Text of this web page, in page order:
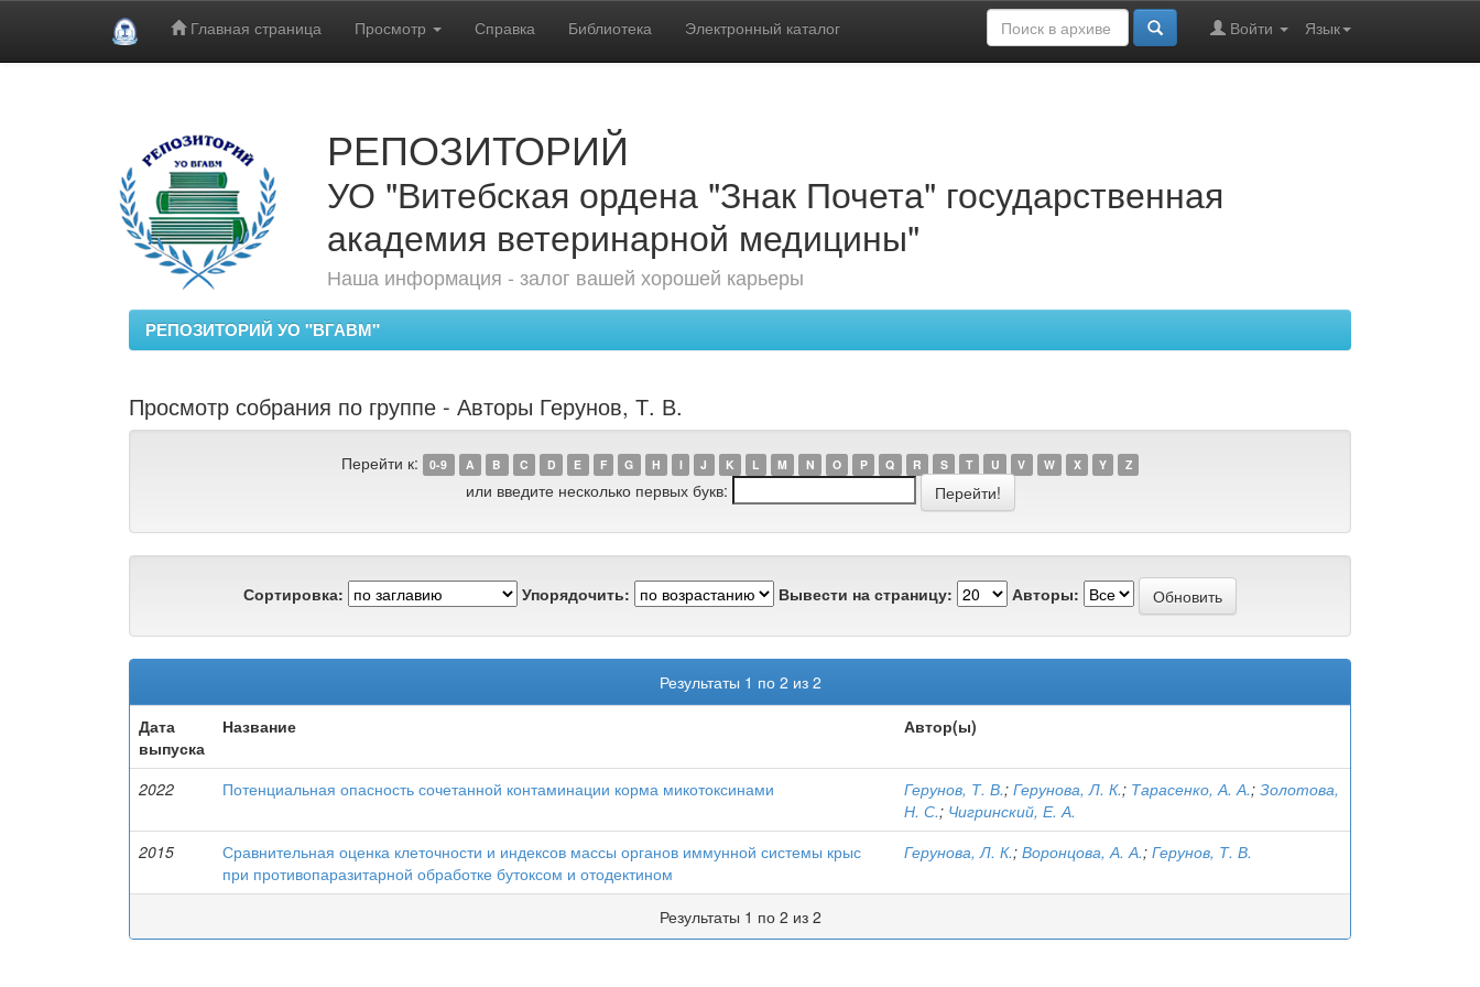
Главная страница Просмотр Справка Библиотека Электронный каталог Язык
Войти
РЕПОЗИТОРИЙ
УО "Витебская ордена "Знак Почета" государственная
академия ветеринарной медицины"
Наша информация - залог вашей хорошей карьеры
РЕПОЗИТОРИЙ УО "ВГАВМ"
Просмотр собрания по группе - Авторы Герунов, Т. В.
Перейти к: 0-9 A B C D E F G H I J K L M N O P Q R S T U V W X Y Z
или введите несколько первых букв:
Сортировка: Упорядочить: Вывести на страницу: Авторы:
Результаты 1 по 2 из 2
Дата
выпуска
Название Автор(ы)
2022 Потенциальная опасность сочетанной контаминации корма микотоксинами Герунов, Т. В.; Герунова, Л. К.; Тарасенко, А. А.; Золотова,
Н. С.; Чигринский, Е. А.
2015
Сравнительная оценка клеточности и индексов массы органов иммунной системы крыс
при противопаразитарной обработке бутоксом и отодектином
Герунова, Л. К.; Воронцова, А. А.; Герунов, Т. В.
Результаты 1 по 2 из 2